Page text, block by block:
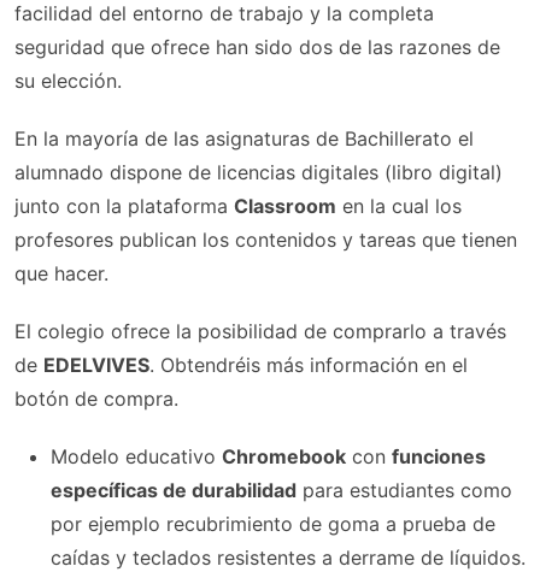
facilidad del entorno de trabajo y la completa
seguridad que ofrece han sido dos de las razones de
su elección.
En la mayoría de las asignaturas de Bachillerato el
alumnado dispone de licencias digitales (libro digital)
junto con la plataforma Classroom en la cual los
profesores publican los contenidos y tareas que tienen
que hacer.
El colegio ofrece la posibilidad de comprarlo a través
de EDELVIVES. Obtendréis más información en el
botón de compra.
Modelo educativo Chromebook con funciones
específicas de durabilidad para estudiantes como
por ejemplo recubrimiento de goma a prueba de
caídas y teclados resistentes a derrame de líquidos.